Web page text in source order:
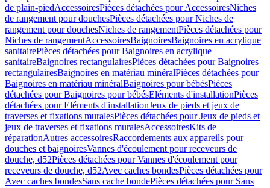
de plain-piedAccessoiresPièces détachées pour AccessoiresNiches
de rangement pour douchesPièces détachées pour Niches de
rangement pour douchesNiches de rangementPièces détachées pour
Niches de rangementAccessoiresBaignoiresBaignoires en acrylique
sanitairePièces détachées pour Baignoires en acrylique
sanitaireBaignoires rectangulairesPièces détachées pour Baignoires
rectangulairesBaignoires en matériau minéralPièces détachées pour
Baignoires en matériau minéralBaignoires pour bébésPièces
détachées pour Baignoires pour bébésEléments d'installationPièces
détachées pour Eléments d'installationJeux de pieds et jeux de
traverses et fixations muralesPièces détachées pour Jeux de pieds et
jeux de traverses et fixations muralesAccessoiresKits de
réparationAutres accessoiresRaccordements aux appareils pour
douches et baignoiresVannes d'écoulement pour receveurs de
douche, d52Pièces détachées pour Vannes d'écoulement pour
receveurs de douche, d52Avec caches bondesPièces détachées pour
Avec caches bondesSans cache bondePièces détachées pour Sans